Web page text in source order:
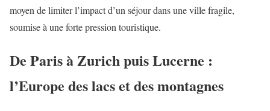
moyen de limiter l’impact d’un séjour dans une ville fragile,
soumise à une forte pression touristique.
De Paris à Zurich puis Lucerne :
l’Europe des lacs et des montagnes